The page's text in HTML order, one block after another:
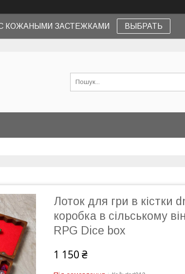
С КОЖАНЫМИ ЗАСТЕЖКАМИ ВЫБРАТЬ
Лоток для гри в кістки
коробка в сільському
RPG Dice box
1 150 ₴